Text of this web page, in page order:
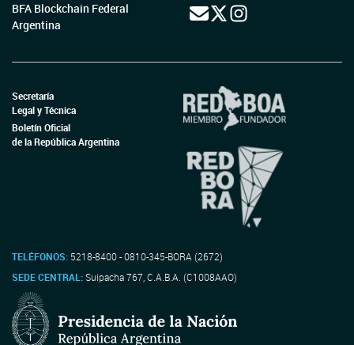
BFA Blockchain Federal
Argentina
Secretaría
Legal y Técnica
Boletín Oficial
de la República Argentina
TELÉFONOS: 5218-8400 - 0810-345-BORA (2672)
SEDE CENTRAL:Suipacha 767, C.A.B.A. (C1008AAO)